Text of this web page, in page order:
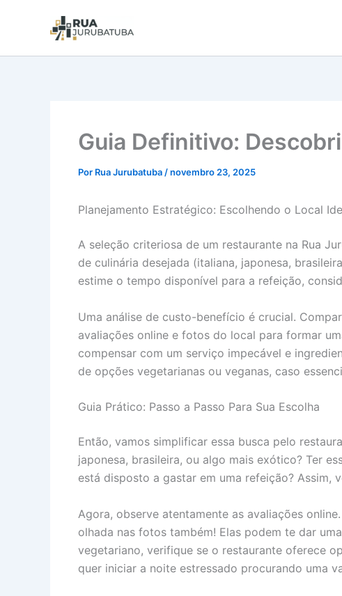
Guia Definitivo:
Por Rua Jurubatuba /novembro 23, 2025
Planejamento Estratégico: Escolhendo o Local
A seleção criteriosa de um restaurante na Rua
de culinária desejada (italiana, japonesa,
estime o tempo disponível para a refeição,
Uma análise de custo-benefício é crucial.
avaliações online e fotos do local para formar
compensar com um serviço impecável e
de opções vegetarianas ou veganas, caso
Guia Prático: Passo a Passo Para Sua Escolha
Então, vamos simplificar essa busca pelo
japonesa, brasileira, ou algo mais exótico? Ter
está disposto a gastar em uma refeição? Assim,
Agora, observe atentamente as avaliações
olhada nas fotos também! Elas podem te dar
vegetariano, verifique se o restaurante oferece
quer iniciar a noite estressado procurando uma